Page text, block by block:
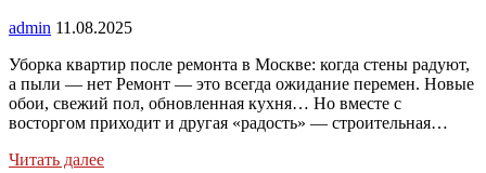
admin 11.08.2025
Уборка квартир после ремонта в Москве: когда стены радуют,
а пыли — нет Ремонт — это всегда ожидание перемен. Новые
обои, свежий пол, обновленная кухня… Но вместе с
восторгом приходит и другая «радость» — строительная…
Читать далее